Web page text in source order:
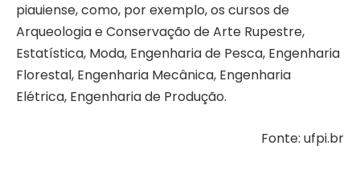
piauiense, como, por exemplo, os cursos de
Arqueologia e Conservação de Arte Rupestre,
Estatística, Moda, Engenharia de Pesca, Engenharia
Florestal, Engenharia Mecânica, Engenharia
Elétrica, Engenharia de Produção.
Fonte: ufpi.br